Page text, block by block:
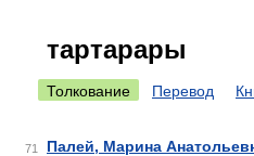
тартарары
Толкование Перевод
71 Палей, Марина